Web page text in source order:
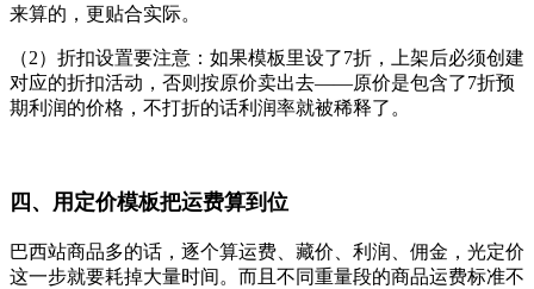
来算的，更贴合实际。
（2）折扣设置要注意：如果模板里设了7折，上架后必须创建
对应的折扣活动，否则按原价卖出去——原价是包含了7折预
期利润的价格，不打折的话利润率就被稀释了。
四、用定价模板把运费算到位
巴西站商品多的话，逐个算运费、藏价、利润、佣金，光定价
这一步就要耗掉大量时间。而且不同重量段的商品运费标准不